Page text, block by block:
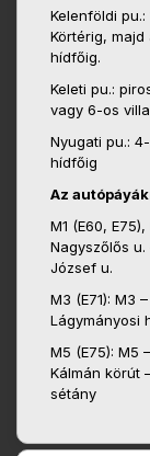
Kelenföldi
Körtérig,
hídfőig.
Keleti pu.:
vagy 6-os
Nyugati pu.:
hídfőig
Az
M1 (E60,
Nagyszőlős
József u.
M3 (E71): M3
Lágymányosi
M5 (E75): M5
Kálmán körút
sétány